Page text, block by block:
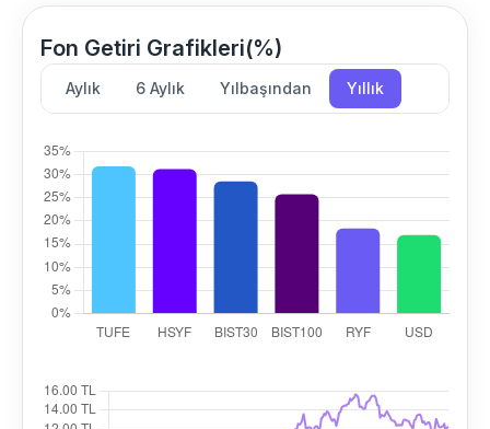
Fon Getiri Grafikleri(%)
Aylık 6 Aylık Yılbaşından Yıllık